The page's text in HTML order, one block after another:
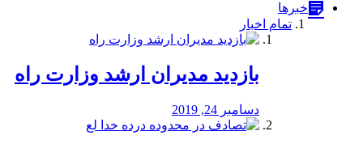
خبرها
تمام اخبار
بازدید مدیران ارشد وزارت راه
دسامبر 24, 2019